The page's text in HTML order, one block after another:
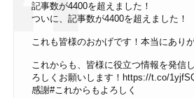
記事数が4400を超えました！
ついに、記事数が4400を超えました！
これも皆様のおかげです！本当にあり
これからも、皆様に役立つ情報を発信
ろしくお願いします！ https://t.co/
感謝#これからもよろしく